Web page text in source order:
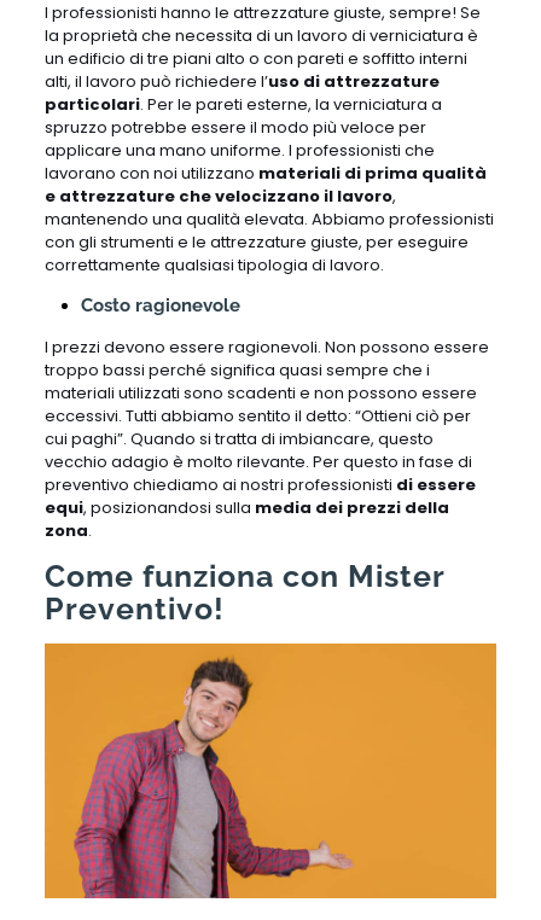
I professionisti hanno le attrezzature giuste, sempre! Se
la proprietà che necessita di un lavoro di verniciatura è
un edificio di tre piani alto o con pareti e soffitto interni
alti, il lavoro può richiedere l’uso di attrezzature
particolari. Per le pareti esterne, la verniciatura a
spruzzo potrebbe essere il modo più veloce per
applicare una mano uniforme. I professionisti che
lavorano con noi utilizzano materiali di prima qualità
e attrezzature che velocizzano il lavoro,
mantenendo una qualità elevata. Abbiamo professionisti
con gli strumenti e le attrezzature giuste, per eseguire
correttamente qualsiasi tipologia di lavoro.
Costo ragionevole
I prezzi devono essere ragionevoli. Non possono essere
troppo bassi perché significa quasi sempre che i
materiali utilizzati sono scadenti e non possono essere
eccessivi. Tutti abbiamo sentito il detto: “Ottieni ciò per
cui paghi”. Quando si tratta di imbiancare, questo
vecchio adagio è molto rilevante. Per questo in fase di
preventivo chiediamo ai nostri professionisti di essere
equi, posizionandosi sulla media dei prezzi della
zona.
Come funziona con Mister
Preventivo!